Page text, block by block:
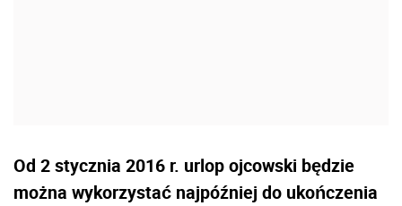
Od 2 stycznia 2016 r. urlop ojcowski będzie
można wykorzystać najpóźniej do ukończenia